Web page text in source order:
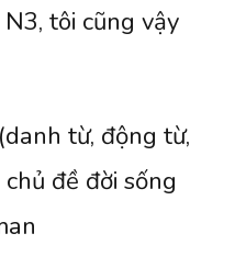
tôi cũng vậy
từ, động từ,
đề đời sống